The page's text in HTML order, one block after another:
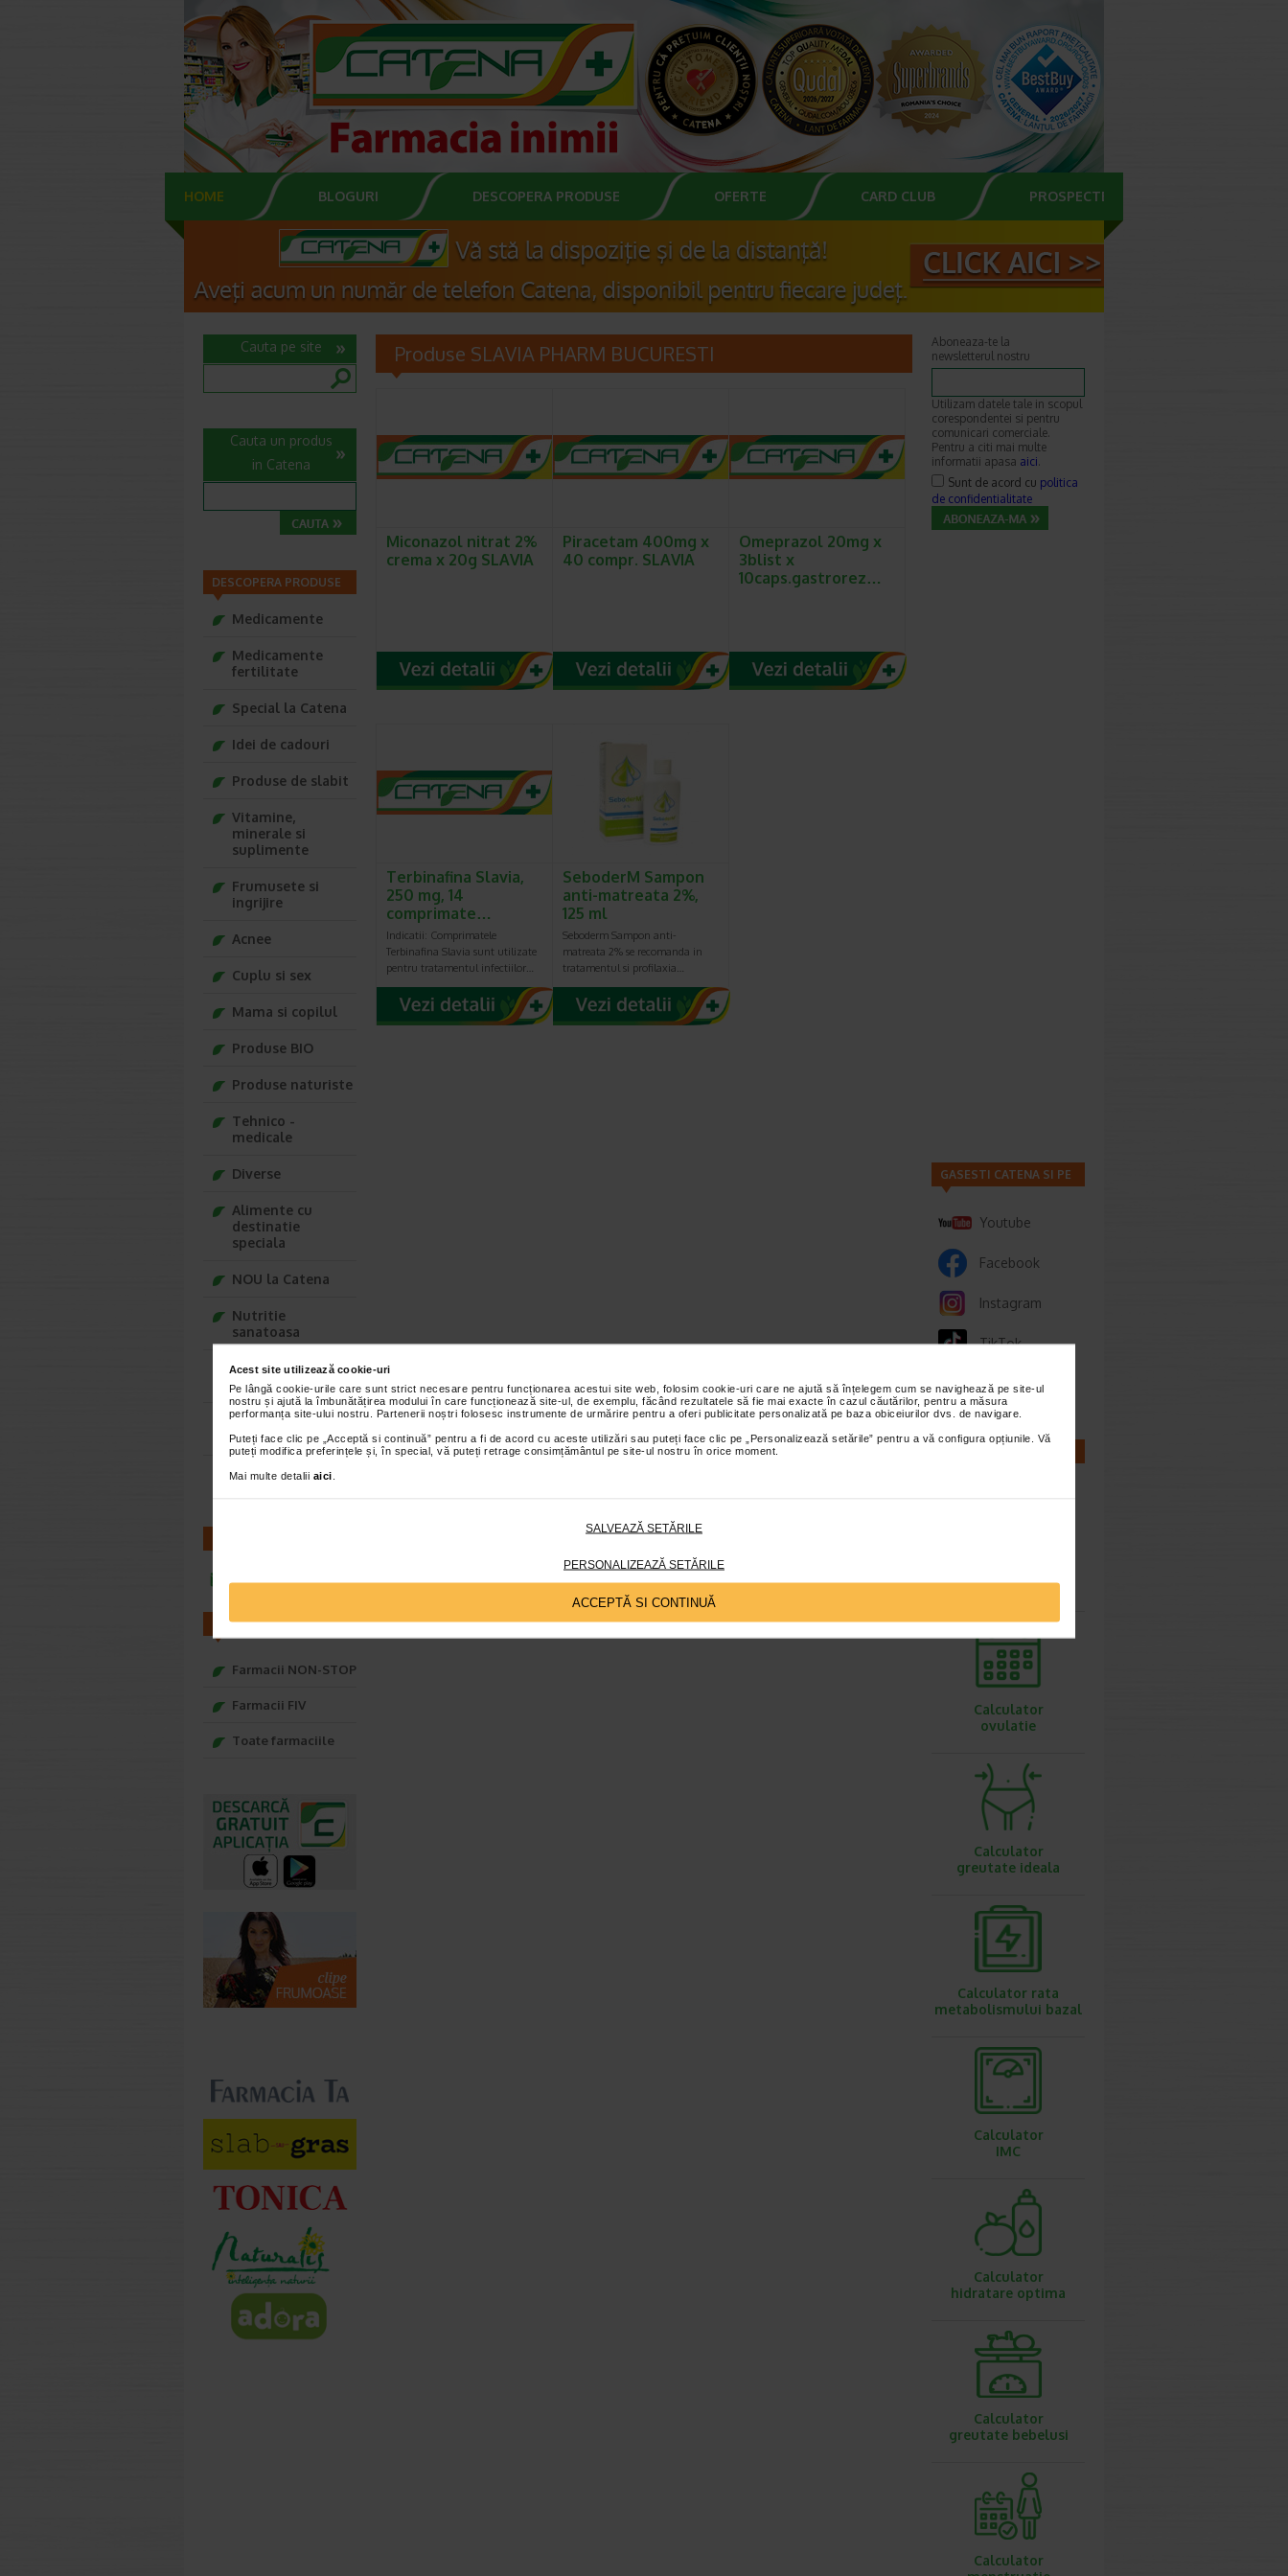
Acest site utilizează cookie-uri
Pe lângă cookie-urile care sunt strict necesare pentru funcționarea acestui site web, folosim cookie-uri care ne ajută să înțelegem cum se navighează pe site-ul
nostru și ajută la îmbunătățirea modului în care funcționează site-ul, de exemplu, făcând rezultatele să fie mai exacte în cazul căutărilor, pentru a măsura
performanța site-ului nostru. Partenerii noștri folosesc instrumente de urmărire pentru a oferi publicitate personalizată pe baza obiceiurilor dvs. de navigare.
Puteți face clic pe „Acceptă si continuă” pentru a fi de acord cu aceste utilizări sau puteți face clic pe „Personalizează setările” pentru a vă configura opțiunile. Vă
puteți modifica preferințele și, în special, vă puteți retrage consimțământul pe site-ul nostru în orice moment.
Mai multe detalii aici
SALVEAZĂ SETĂRILE
PERSONALIZEAZĂ SETĂRILE
ACCEPTĂ SI CONTINUĂ
HOME BLOGURI DESCOPERA PRODUSE OFERTE CARD CLUB PROSPECTE
Produse SLAVIA PHARM BUCURESTI
Miconazol nitrat 2%
crema x 20g SLAVIA
Piracetam 400mg x
40 compr. SLAVIA
Omeprazol 20mg x
3blist x
10caps.gastrorez…
Terbinafina Slavia,
250 mg, 14
comprimate…
Indicatii: Comprimatele
Terbinafina Slavia sunt utilizate
pentru tratamentul infectiilor…
SeboderM Sampon
anti-matreata 2%,
125 ml
Seboderm Sampon anti-
matreata 2% se recomanda in
tratamentul si profilaxia…
Cauta pe site
Cauta un produs
in Catena
DESCOPERA PRODUSE
Medicamente
Medicamente
fertilitate
Special la Catena
Idei de cadouri
Produse de slabit
Vitamine,
minerale si
suplimente
Frumusete si
ingrijire
Acnee
Cuplu si sex
Mama si copilul
Produse BIO
Produse naturiste
Tehnico -
medicale
Diverse
Alimente cu
destinatie
speciala
NOU la Catena
Nutritie
sanatoasa
Ce Oftapic ti se
potriveste
Adora – Adorabili
din prima clipa
Seturi cadou
infoline@catena.ro
FARMACII
Farmacii NON-STOP
Farmacii FIV
Toate farmaciile
Aboneaza-te la
newsletterul nostru
Utilizam datele tale in scopul
corespondentei si pentru
comunicari comerciale.
Pentru a citi mai multe
informatii apasa aici.
Sunt de acord cu politica
de confidentialitate
GASESTI CATENA SI PE
Youtube
Facebook
Instagram
TikTok
Whatsapp
sarcina
Calculator
ovulatie
Calculator
greutate ideala
Calculator rata
metabolismului bazal
Calculator
IMC
Calculator
hidratare optima
Calculator
greutate bebelusi
Calculator